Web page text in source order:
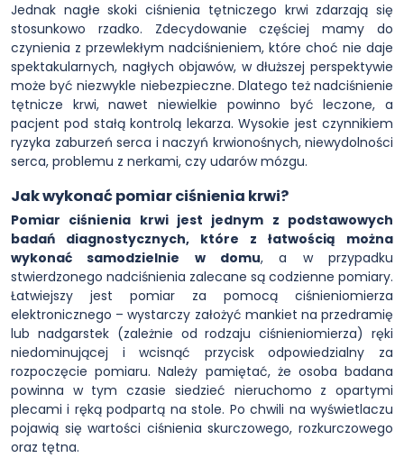
Jednak nagłe skoki ciśnienia tętniczego krwi zdarzają się
stosunkowo rzadko. Zdecydowanie częściej mamy do
czynienia z przewlekłym nadciśnieniem, które choć nie daje
spektakularnych, nagłych objawów, w dłuższej perspektywie
może być niezwykle niebezpieczne. Dlatego też nadciśnienie
tętnicze krwi, nawet niewielkie powinno być leczone, a
pacjent pod stałą kontrolą lekarza. Wysokie jest czynnikiem
ryzyka zaburzeń serca i naczyń krwionośnych, niewydolności
serca, problemu z nerkami, czy udarów mózgu.
Jak wykonać pomiar ciśnienia krwi?
Pomiar ciśnienia krwi jest jednym z podstawowych
badań diagnostycznych, które z łatwością można
wykonać samodzielnie w domu, a w przypadku
stwierdzonego nadciśnienia zalecane są codzienne pomiary.
Łatwiejszy jest pomiar za pomocą ciśnieniomierza
elektronicznego – wystarczy założyć mankiet na przedramię
lub nadgarstek (zależnie od rodzaju ciśnieniomierza) ręki
niedominującej i wcisnąć przycisk odpowiedzialny za
rozpoczęcie pomiaru. Należy pamiętać, że osoba badana
powinna w tym czasie siedzieć nieruchomo z opartymi
plecami i ręką podpartą na stole. Po chwili na wyświetlaczu
pojawią się wartości ciśnienia skurczowego, rozkurczowego
oraz tętna.